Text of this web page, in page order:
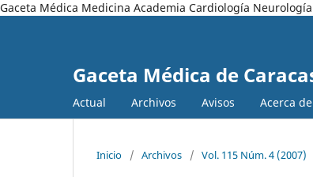
Gaceta Médica Medicina Academia Cardiología
Gaceta Médica de
Actual Archivos Avisos Acerca de
Inicio / Archivos / Vol. 115 Núm. 4 (2007)